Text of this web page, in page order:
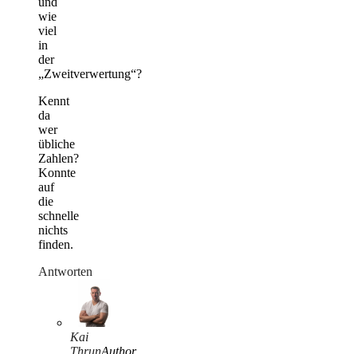
wie
viel
in
der
„Zweitverwertung“?
Kennt
da
wer
übliche
Zahlen?
Konnte
auf
die
schnelle
nichts
finden.
Antworten
Kai
ThrunAuthor